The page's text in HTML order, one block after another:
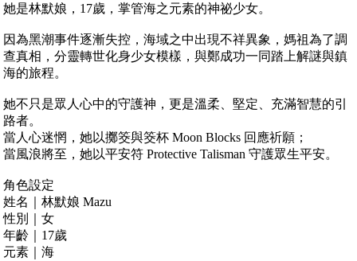
她是林默娘，17歲，掌管海之元素的神祕少女。
因為黑潮事件逐漸失控，海域之中出現不祥異象，媽祖為了調
查真相，分靈轉世化身少女模樣，與鄭成功一同踏上解謎與鎮
海的旅程。
她不只是眾人心中的守護神，更是溫柔、堅定、充滿智慧的引
路者。
當人心迷惘，她以擲筊與筊杯 Moon Blocks 回應祈願；
當風浪將至，她以平安符 Protective Talisman 守護眾生平安。
角色設定
姓名｜林默娘 Mazu
性別｜女
年齡｜17歲
元素｜海